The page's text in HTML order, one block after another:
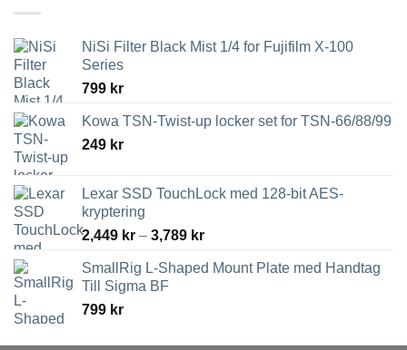
NiSi Filter Black Mist 1/4 for Fujifilm X-100
Series
799 kr
Kowa TSN-Twist-up locker set for TSN-66/88/99
249 kr
Lexar SSD TouchLock med 128-bit AES-
kryptering
2,449 kr – 3,789 krPrisintervall:
till
SmallRig L-Shaped Mount Plate med Handtag
Till Sigma BF
799 kr